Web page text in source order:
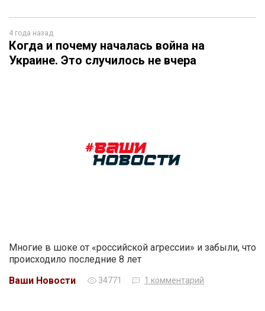
4 года назад
Когда и почему началась война на
Украине. Это случилось не вчера
Многие в шоке от «российской агрессии» и забыли, что
происходило последние 8 лет
Ваши Новости
34771 1 комментарий